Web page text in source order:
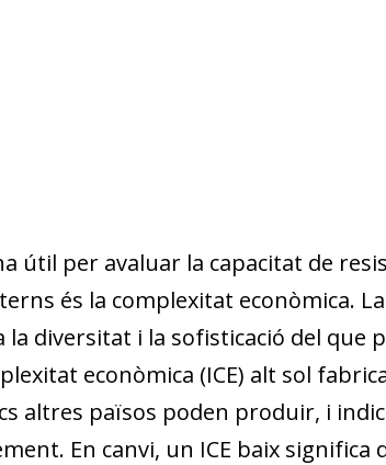
útil per avaluar la capacitat de
és la complexitat econòmica.
la diversitat i la sofisticació del que
econòmica (ICE) alt sol
altres països poden produir, i
En canvi, un ICE baix